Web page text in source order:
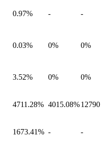
0.97% - -
0.03% 0% 0%
3.52% 0% 0%
4711.28% 4015.08%
1673.41% - -